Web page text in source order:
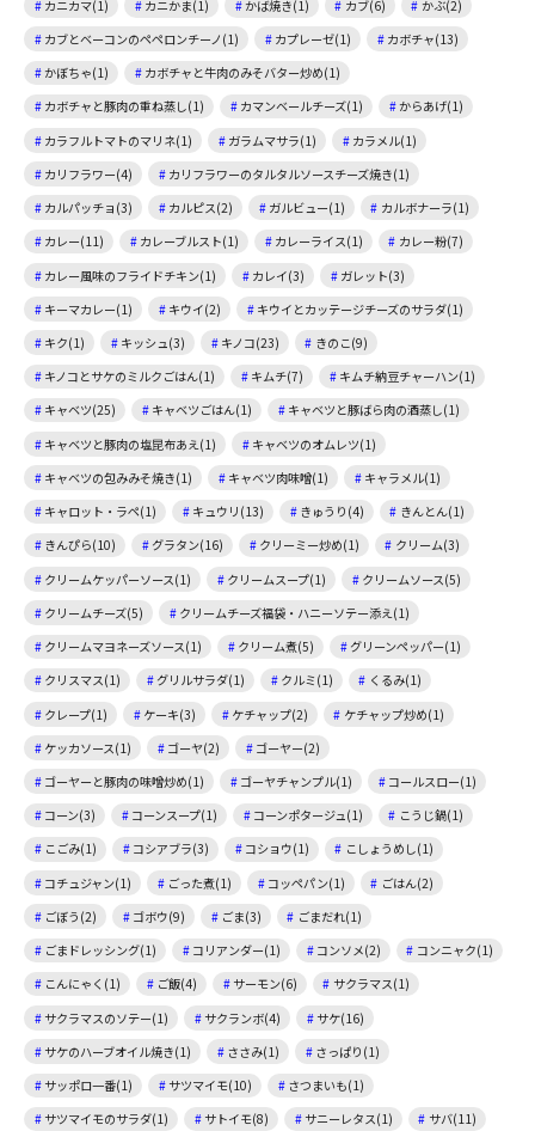
カニカマ(1) カニかま(1) かば焼き(1) カブ(6)
かぶ(2)
カブとベーコンのペペロンチーノ(1)
カプレーゼ(1)
カボチャ(13)
かぼちゃ(1)
カボチャと牛肉のみそバター炒め(1)
カボチャと豚肉の重ね蒸し(1)
カマンベールチーズ(1)
からあげ(1)
カラフルトマトのマリネ(1)
ガラムマサラ(1)
カラメル(1)
カリフラワー(4)
カリフラワーのタルタルソースチーズ焼き(1)
カルパッチョ(3)
カルピス(2) ガルビュー(1)
カルボナーラ(1)
カレー(11)
カレーブルスト(1) カレーライス(1)
カレー粉(7)
カレー風味のフライドチキン(1)
カレイ(3)
ガレット(3)
キーマカレー(1)
キウイ(2)
キウイとカッテージチーズのサラダ(1)
キク(1)
キッシュ(3) キノコ(23)
きのこ(9)
キノコとサケのミルクごはん(1)
キムチ(7)
キムチ納豆チャーハン(1)
キャベツ(25)
キャベツごはん(1)
キャベツと豚ばら肉の酒蒸し(1)
キャベツと豚肉の塩昆布あえ(1)
キャベツのオムレツ(1)
キャベツの包みみそ焼き(1)
キャベツ肉味噌(1)
キャラメル(1)
キャロット・ラペ(1)
キュウリ(13) きゅうり(4)
きんとん(1)
きんぴら(10)
グラタン(16) クリーミー炒め(1)
クリーム(3)
クリームケッパーソース(1)
クリームスープ(1)
クリームソース(5)
クリームチーズ(5)
クリームチーズ福袋・ハニーソテー添え(1)
クリームマヨネーズソース(1)
クリーム煮(5)
グリーンペッパー(1)
クリスマス(1)
グリルサラダ(1) クルミ(1)
くるみ(1)
クレープ(1)
ケーキ(3) ケチャップ(2)
ケチャップ炒め(1)
ケッカソース(1)
ゴーヤ(2)
ゴーヤー(2)
ゴーヤーと豚肉の味噌炒め(1)
ゴーヤチャンプル(1)
コールスロー(1)
コーン(3)
コーンスープ(1) コーンポタージュ(1)
こうじ鍋(1)
こごみ(1)
コシアブラ(3) コショウ(1)
こしょうめし(1)
コチュジャン(1)
ごった煮(1) コッペパン(1)
ごはん(2)
ごぼう(2)
ゴボウ(9) ごま(3)
ごまだれ(1)
ごまドレッシング(1)
コリアンダー(1) コンソメ(2)
コンニャク(1)
こんにゃく(1)
ご飯(4) サーモン(6)
サクラマス(1)
サクラマスのソテー(1)
サクランボ(4)
サケ(16)
サケのハーブオイル焼き(1)
ささみ(1)
さっぱり(1)
サッポロ一番(1)
サツマイモ(10)
さつまいも(1)
サツマイモのサラダ(1)
サトイモ(8) サニーレタス(1)
サバ(11)